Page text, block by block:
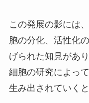
この発展の影には
胞の分化、活性化
げられた知見があ
細胞の研究によっ
生み出されていく